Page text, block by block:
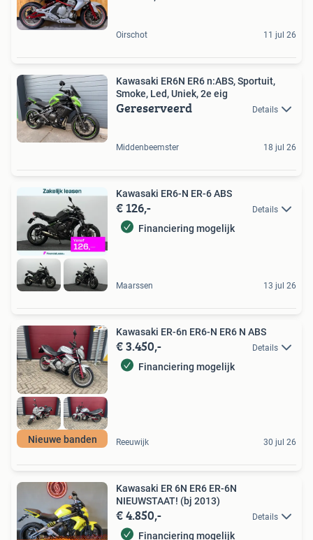
Oirschot 11 jul 26
Kawasaki ER6N ER6 n:ABS, Sportuit,
Smoke, Led, Uniek, 2e eig
Gereserveerd Details
Middenbeemster 18 jul 26
Kawasaki ER6-N ER-6 ABS
€ 126,- Details
Financiering mogelijk
Maarssen 13 jul 26
Nieuwe banden
Kawasaki ER-6n ER6-N ER6 N ABS
€ 3.450,- Details
Financiering mogelijk
Reeuwijk 30 jul 26
Kawasaki ER 6N ER6 ER-6N
NIEUWSTAAT! (bj 2013)
€ 4.850,- Details
Financiering mogelijk